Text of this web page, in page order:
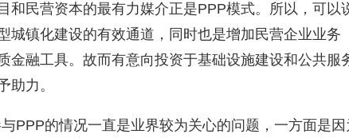
和民营资本的最有力媒介正是PPP模式。所以，可以
城镇化建设的有效通道，同时也是增加民营企业业务
金融工具。故而有意向投资于基础设施建设和公共服
助力。
PPP的情况一直是业界较为关心的问题，一方面是因